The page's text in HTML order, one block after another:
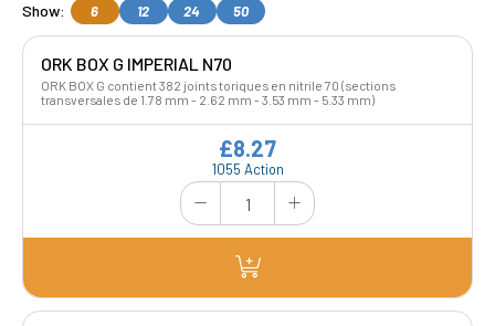
Show:
6 12 24 50
ORK BOX G IMPERIAL N70
ORK BOX G contient 382 joints toriques en nitrile 70 (sections
transversales de 1.78 mm - 2.62 mm - 3.53 mm - 5.33 mm)
1055 Action
£8.27